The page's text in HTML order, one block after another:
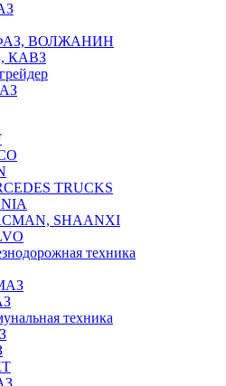
ВОЛЖАНИН
КАВЗ
TRUCKS
SHAANXI
техника
техника